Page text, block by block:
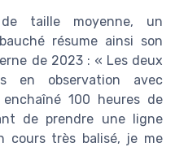
taille moyenne, un
résume ainsi son
de 2023 : « Les deux
en observation avec
100 heures de
de prendre une ligne
cours très balisé, je me